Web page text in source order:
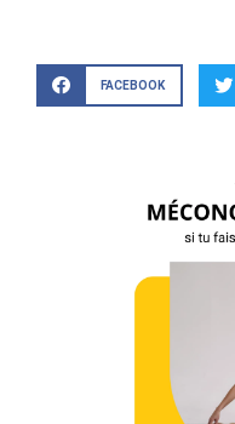
FACEBOOK